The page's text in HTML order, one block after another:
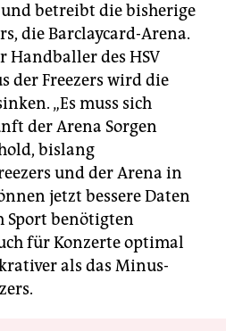
betreibt die bisherige
die Barclaycard-Arena.
Handballer des HSV
der Freezers wird die
„Es muss sich
der Arena Sorgen
bislang
und der Arena in
jetzt bessere Daten
Sport benötigten
für Konzerte optimal
als das Minus-